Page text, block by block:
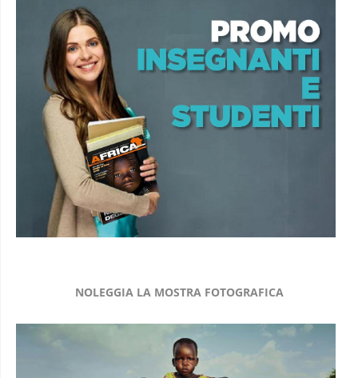
NOLEGGIA LA MOSTRA FOTOGRAFICA